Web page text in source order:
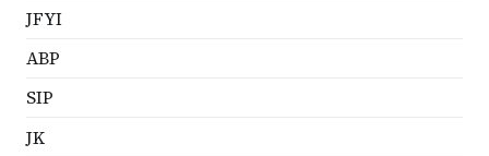
JFYI
ABP
SIP
JK